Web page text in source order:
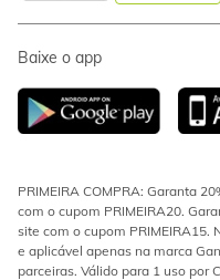
Baixe o app
PRIMEIRA COMPRA: Garanta
com o cupom PRIMEIRA20.
site com o cupom
e aplicável apenas na marca
parceiras. Válido para 1 uso por